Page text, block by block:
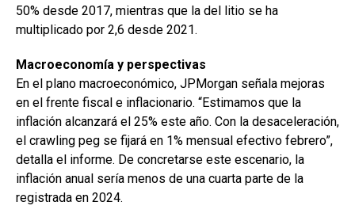
50% desde 2017, mientras que la del litio se ha
multiplicado por 2,6 desde 2021.
Macroeconomía y perspectivas
En el plano macroeconómico, JPMorgan señala mejoras
en el frente fiscal e inflacionario. “Estimamos que la
inflación alcanzará el 25% este año. Con la desaceleración,
el crawling peg se fijará en 1% mensual efectivo febrero”,
detalla el informe. De concretarse este escenario, la
inflación anual sería menos de una cuarta parte de la
registrada en 2024.